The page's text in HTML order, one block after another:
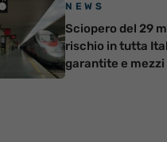
NEWS
Sciopero del 29
rischio in tutta
garantite e